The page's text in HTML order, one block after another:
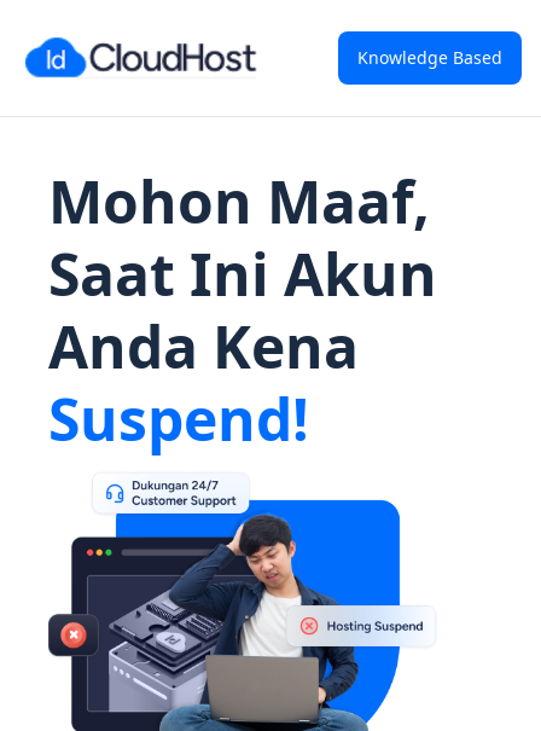
Knowledge Based
Mohon Maaf,
Saat Ini Akun
Anda Kena
Suspend!